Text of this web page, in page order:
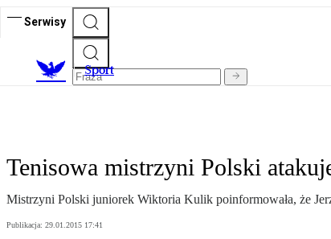
Serwisy
Sport
Tenisowa mistrzyni Polski
Mistrzyni Polski juniorek Wiktoria Kulik poinformowała, że
Publikacja: 29.01.2015 17:41